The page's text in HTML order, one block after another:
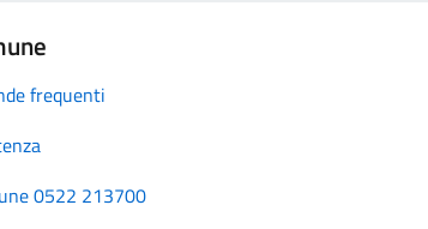
frequenti
0522 213700